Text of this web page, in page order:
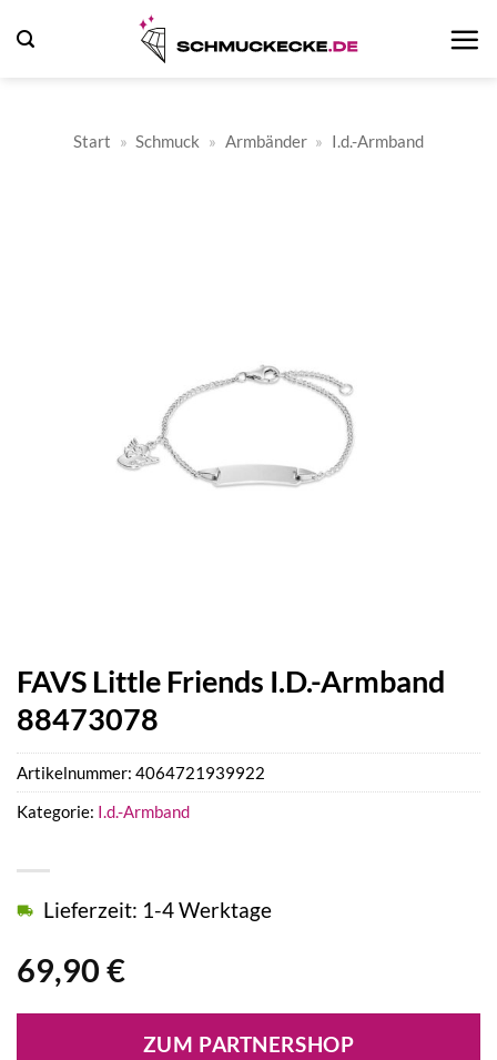
Inhalt
Start » Schmuck » Armbänder » I.d.-Armband
FAVS Little Friends I.D.-Armband
88473078
69,90 €
Lieferzeit: 1-4 Werktage
ZUM PARTNERSHOP
Artikelnummer: 4064721939922
Kategorie: I.d.-Armband